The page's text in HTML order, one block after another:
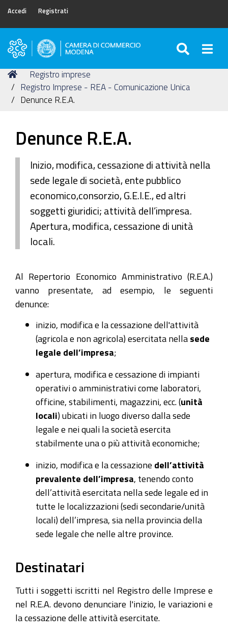
Accedi Registrati
Camera
Commercio
di
Modena
Tu
sei
qui:
Home
Registro imprese
Registro Imprese - REA - Comunicazione Unica
Denunce R.E.A.
Denunce R.E.A.
Inizio, modifica, cessazione di attività nella
sede legale di società, ente pubblico
economico,consorzio, G.E.I.E., ed altri
soggetti giuridici; attività dell’impresa.
Apertura, modifica, cessazione di unità
locali.
Al Repertorio Economico Amministrativo (R.E.A.)
vanno presentate, ad esempio, le seguenti
denunce:
inizio, modifica e la cessazione dell'attività
(agricola e non agricola) esercitata nella sede
legale dell’impresa;
apertura, modifica e cessazione di impianti
operativi o amministrativi come laboratori,
officine, stabilimenti, magazzini, ecc. (unità
locali) ubicati in luogo diverso dalla sede
legale e nei quali la società esercita
stabilmente una o più attività economiche;
inizio, modifica e la cessazione dell’attività
prevalente dell’impresa , tenendo conto
dell’attività esercitata nella sede legale ed in
tutte le localizzazioni (sedi secondarie/unità
locali) dell’impresa, sia nella provincia della
sede legale che nelle altre province.
Destinatari
Tutti i soggetti iscritti nel Registro delle Imprese e
nel R.E.A. devono denunciare l'inizio, le variazioni e
la cessazione delle attività esercitate.